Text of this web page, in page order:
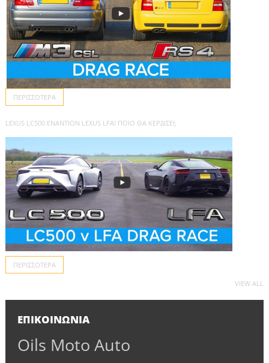
ΠΕΡΙΣΣΌΤΕΡΑ
LEXUS LC500 ΕΝΑΝΤΊΟΝ LEXUS LFA! ΠΟΙΟ ΘΑ ΚΕΡΔΊΣΕΙ;
ΠΕΡΙΣΣΌΤΕΡΑ
VIEW ALL
ΕΠΙΚΟΙΝΩΝΊΑ
Oils Moto Auto